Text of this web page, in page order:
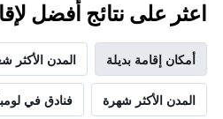
اعثر على نتائج أفضل
أمكان إقامة بديلة المدن الأكثر
المدن الأكثر شهرة فنادق في